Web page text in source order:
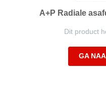
A+P Radiale
Dit product
GA